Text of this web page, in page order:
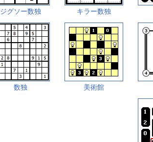
ジグソー数独 キラー数独
数独 美術館